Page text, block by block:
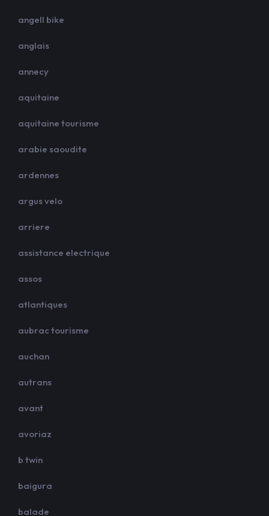
angell bike
anglais
annecy
aquitaine
aquitaine tourisme
arabie saoudite
ardennes
argus velo
arriere
assistance electrique
assos
atlantiques
aubrac tourisme
auchan
autrans
avant
avoriaz
b twin
baigura
balade